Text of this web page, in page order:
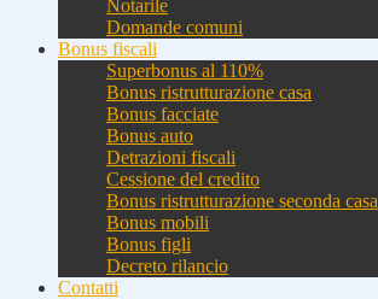
Notarile
Domande comuni
Bonus fiscali
Superbonus al 110%
Bonus ristrutturazione casa
Bonus facciate
Bonus auto
Detrazioni fiscali
Cessione del credito
Bonus ristrutturazione seconda casa
Bonus mobili
Bonus figli
Decreto rilancio
Contatti